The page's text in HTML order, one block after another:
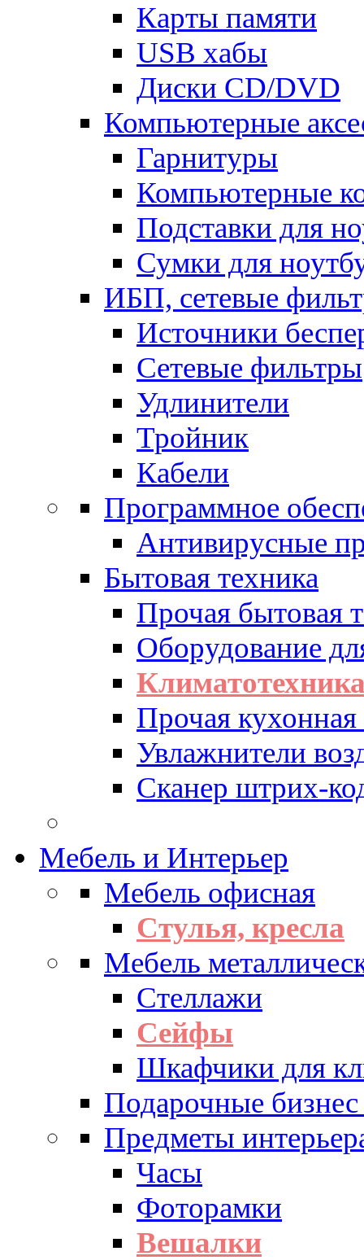
Карты памяти
USB хабы
Диски CD/DVD
Компьютерные
Гарнитуры
Компьютерные
Подставки для
Сумки для
ИБП, сетевые
Источники
Сетевые фильтры
Удлинители
Тройник
Кабели
Программное
Антивирусные
Бытовая техника
Прочая бытовая
Оборудование
Прочая кухонная
Увлажнители
Сканер штрих-
Мебель и Интерьер
Мебель офисная
Стулья, кресла
Мебель
Стеллажи
Сейфы
Шкафчики для
Подарочные бизнес
Предметы
Часы
Фоторамки
Вешалки